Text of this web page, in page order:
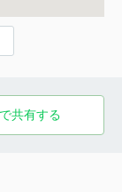
共有する